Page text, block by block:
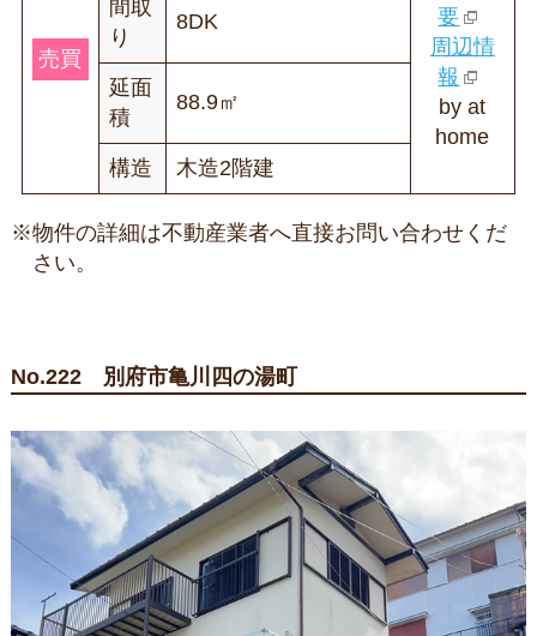
売買
要
周辺情
報
by at
home
間取
り
8DK
延面
積
88.9㎡
構造 木造2階建
※物件の詳細は不動産業者へ直接お問い合わせくだ
さい。
No.222 別府市亀川四の湯町